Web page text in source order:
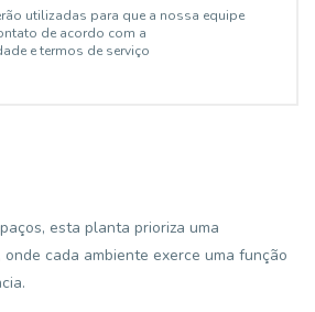
utilizadas para que a nossa equipe
de acordo com a
e termos de serviço
esta planta prioriza uma
cada ambiente exerce uma função